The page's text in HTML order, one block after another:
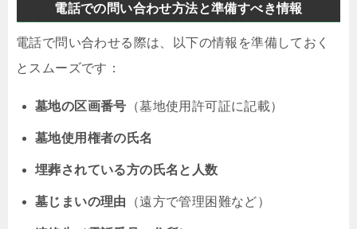
電話での問い合わせ方法と準備すべき情報
電話で問い合わせる際は、以下の情報を準備しておく
とスムーズです：
墓地の区画番号 （墓地使用許可証に記載）
墓地使用権者の氏名
埋葬されている方の氏名と人数
墓じまいの理由 （遠方で管理困難など）